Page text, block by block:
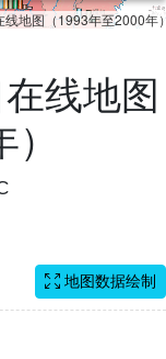
地图（1993年至2000年
线地图
地图数据绘制